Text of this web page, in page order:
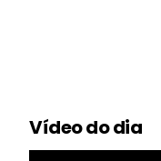
Vídeo do dia